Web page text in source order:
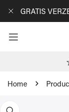
NAAR ARTIKEL
GRATIS
Home